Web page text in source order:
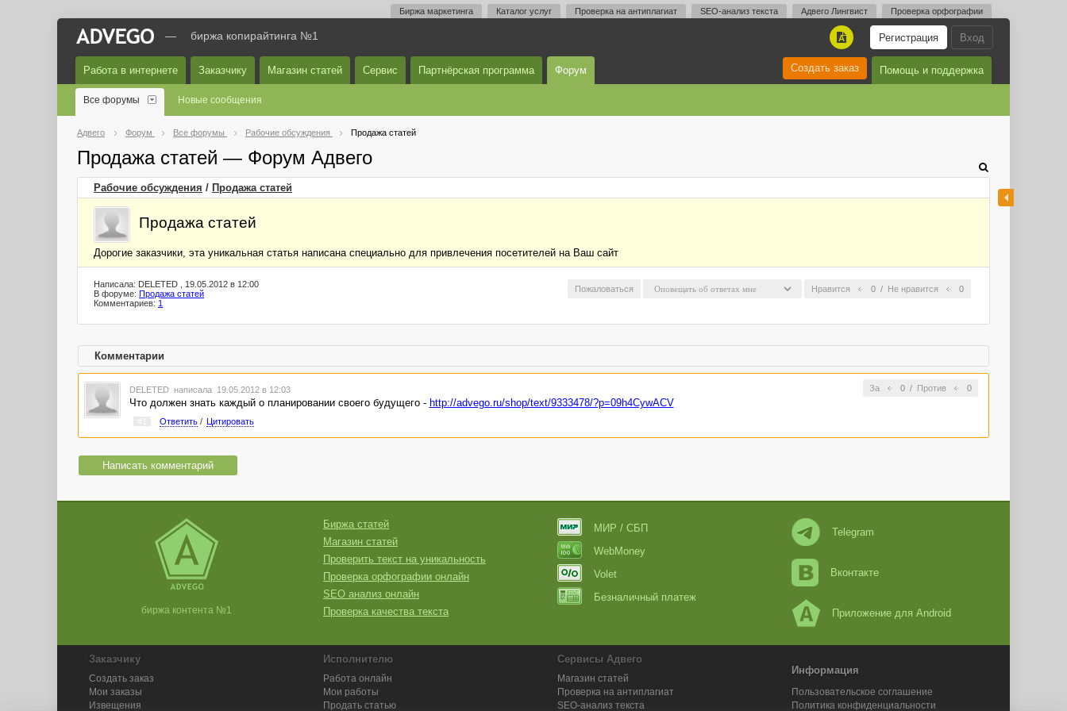
Биржа маркетинга Каталог услуг Проверка на антиплагиат SEO-анализ текста Адвего Лингвист Проверка орфографии
Вход
Регистрация
A
— биржа копирайтинга №1
Работа в интернете Заказчику Магазин статей Сервис Партнёрская программа Форум Помощь и поддержка
Создать заказ
Все форумы Новые сообщения
Адвего Форум Все форумы Рабочие обсуждения Продажа статей
Продажа статей — Форум Адвего
Рабочие обсуждения / Продажа статей
Продажа статей
Дорогие заказчики, эта уникальная статья написана специально для привлечения посетителей на Ваш сайт
Нравится 0 / Не нравится 0
Пожаловаться
Написала: DELETED , 19.05.2012 в 12:00
В форуме: Продажа статей
Комментариев: 1
Комментарии
За 0/ Против 0
DELETED написала 19.05.2012 в 12:03
Что должен знать каждый о планировании своего будущего - http://advego.ru/shop/text/9333478/?p=09h4CywACV
Ответить/ Цитировать
Написать комментарий
биржа контента №1
Биржа статей
Магазин статей
Проверить текст на уникальность
Проверка орфографии онлайн
SEO анализ онлайн
Проверка качества текста
МИР / СБП
WebMoney
Volet
Безналичный платеж
Telegram
Вконтакте
Приложение для Android
Заказчику
Создать заказ
Мои заказы
Извещения
Исполнителю
Работа онлайн
Мои работы
Продать статью
Сервисы Адвего
Магазин статей
Проверка на антиплагиат
SEO-анализ текста
Информация
Пользовательское соглашение
Политика конфиденциальности